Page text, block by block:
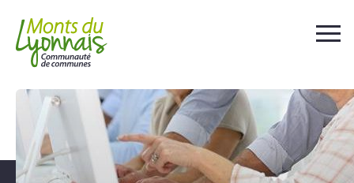
Votre collectivité
Au quotidien